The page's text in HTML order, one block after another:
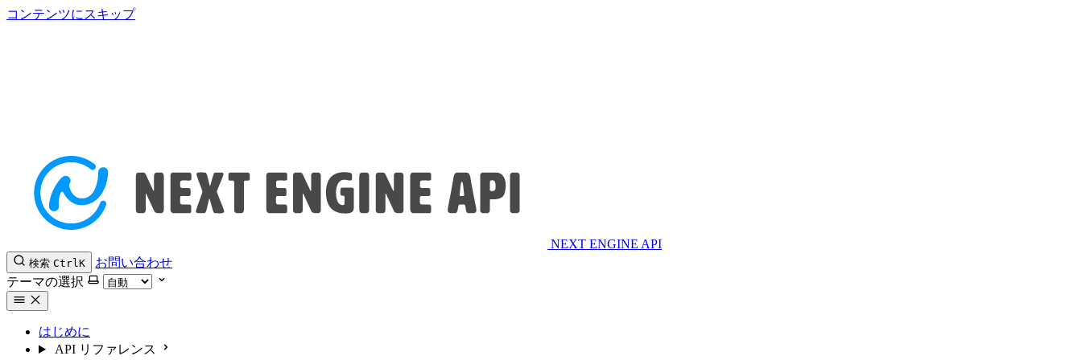
コンテンツにスキップ
NEXT ENGINE API
検索 CtrlK
お問い合わせ
テーマの選択
はじめに
API リファレンス